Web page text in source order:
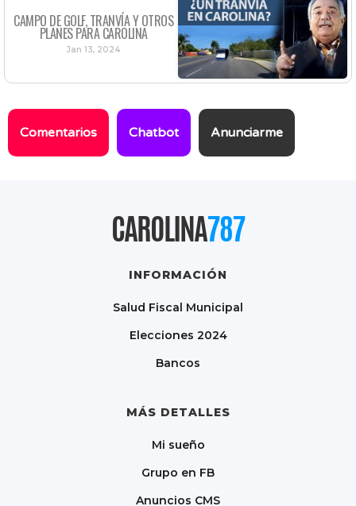
CAMPO DE GOLF, TRANVÍA Y OTROS
PLANES PARA CAROLINA
Jan 13, 2024
Comentarios Chatbot Anunciarme
CAROLINA787
INFORMACIÓN
Salud Fiscal Municipal
Elecciones 2024
Bancos
MÁS DETALLES
Mi sueño
Grupo en FB
Anuncios CMS